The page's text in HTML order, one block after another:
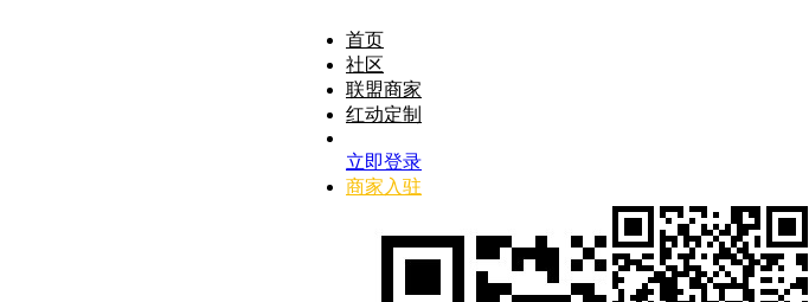
首页
社区
联盟商家
红动定制
立即登录
商家入驻